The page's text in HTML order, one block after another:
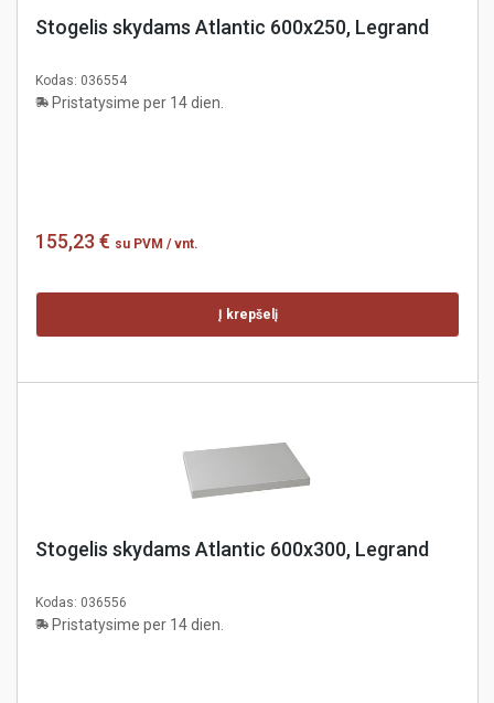
Stogelis skydams Atlantic 600x250, Legrand
Kodas: 036554
Pristatysime per 14 dien.
155,23 € su PVM / vnt.
Į krepšelį
Stogelis skydams Atlantic 600x300, Legrand
Kodas: 036556
Pristatysime per 14 dien.